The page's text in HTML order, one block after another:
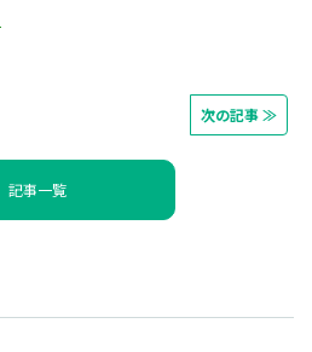
記事一覧
次の記事 ≫